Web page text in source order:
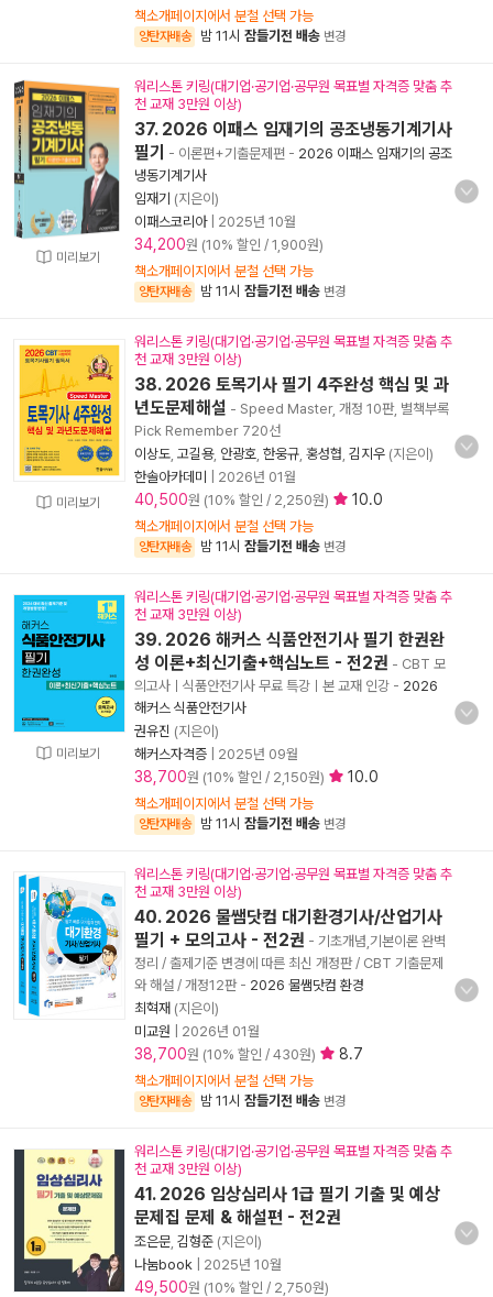
책소개페이지에서 분철 선택 가능
양탄자배송 밤 11시 잠들기전 배송 변경
미리보기
워리스톤 키링(대기업·공기업·공무원 목표별 자격증 맞춤 추
천 교재 3만원 이상)
37. 2026 이패스 임재기의 공조냉동기계기사
필기
- 이론편+기출문제편 - 2026 이패스 임재기의 공조
냉동기계기사
임재기 (지은이)
이패스코리아| 2025년 10월
34,200원 (10% 할인 / 1,900원)
책소개페이지에서 분철 선택 가능
양탄자배송 밤 11시 잠들기전 배송 변경
미리보기
워리스톤 키링(대기업·공기업·공무원 목표별 자격증 맞춤 추
천 교재 3만원 이상)
38. 2026 토목기사 필기 4주완성 핵심 및 과
년도문제해설 - Speed Master, 개정 10판, 별책부록
Pick Remember 720선
이상도 고길용, 안광호 한웅규 홍성협 김지우 (지은이)
한솔아카데미
2026년 01월
40,500원 (10% 할인 / 2,250원) 10.0
책소개페이지에서 분철 선택 가능
양탄자배송 밤 11시 잠들기전 배송 변경
미리보기
워리스톤 키링(대기업·공기업·공무원 목표별 자격증 맞춤 추
천 교재 3만원 이상)
39. 2026 해커스 식품안전기사 필기 한권완
성 이론+최신기출+핵심노트 - 전2권 - CBT 모
의고사ㅣ식품안전기사 무료 특강ㅣ본 교재 인강 - 2026
해커스 식품안전기사
권유진 (지은이)
해커스자격증
2025년 09월
38,700원 (10% 할인 / 2,150원) 10.0
책소개페이지에서 분철 선택 가능
양탄자배송 밤 11시 잠들기전 배송 변경
워리스톤 키링(대기업·공기업·공무원 목표별 자격증 맞춤 추
천 교재 3만원 이상)
40. 2026 물쌤닷컴 대기환경기사/산업기사
필기 + 모의고사 - 전2권 - 기초개념,기본이론 완벽
정리 / 출제기준 변경에 따른 최신 개정판 / CBT 기출문제
와 해설 / 개정12판- 2026 물쌤닷컴 환경
최혁재 (지은이)
미교원
2026년 01월
38,700원 (10% 할인 / 430원) 8.7
책소개페이지에서 분철 선택 가능
양탄자배송 밤 11시 잠들기전 배송 변경
워리스톤 키링(대기업·공기업·공무원 목표별 자격증 맞춤 추
천 교재 3만원 이상)
41. 2026 임상심리사 1급 필기 기출 및 예상
문제집 문제 & 해설편 - 전2권
조은문 김형준 (지은이)
나눔book
2025년 10월
49,500원 (10% 할인 / 2,750원)